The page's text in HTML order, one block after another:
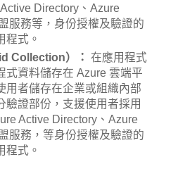
Directory、Azure
服務等，身份授權及驗證的
程式。
Collection）： 在應用程式
式資料儲存在 Azure 雲端平
用者儲存在企業或組織內部
驗證部份，支援使用者採用
Active Directory、Azure
服務，等身份授權及驗證的
程式。